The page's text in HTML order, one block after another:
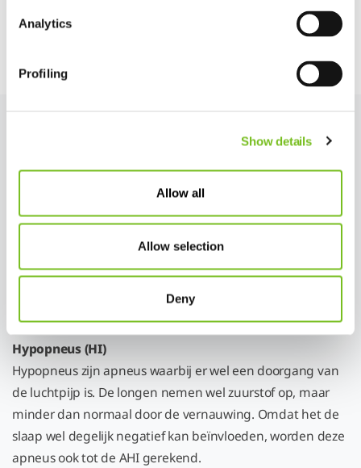
Analytics
Profiling
Show details
Allow all
Allow selection
Deny
Obstructieve slaapapneu (OA)
Obstructieve apneus zijn obstructies in uw hals- en
keelgebied. Uw tong en/of huig zakt voor uw luchtpijp, of
verslapte of ontspannen spieren en weefsels in de hals
(anatomie) kan invloed hebben op deze obstructieve
Hypopneus (HI)
Hypopneus zijn apneus waarbij er wel een doorgang van
de luchtpijp is. De longen nemen wel zuurstof op, maar
minder dan normaal door de vernauwing. Omdat het de
slaap wel degelijk negatief kan beïnvloeden, worden deze
apneus ook tot de AHI gerekend.